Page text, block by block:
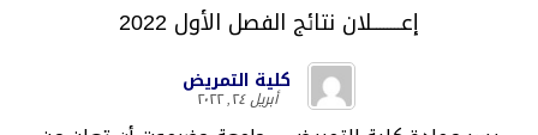
إعــــــــلان نتائج الفصل الأول 2022
كلية التمريض
أبريل ٢٤, ٢٠٢٢